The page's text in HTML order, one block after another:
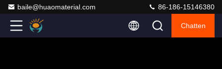
baile@huaomaterial.com 86-186-15146380
Chatten